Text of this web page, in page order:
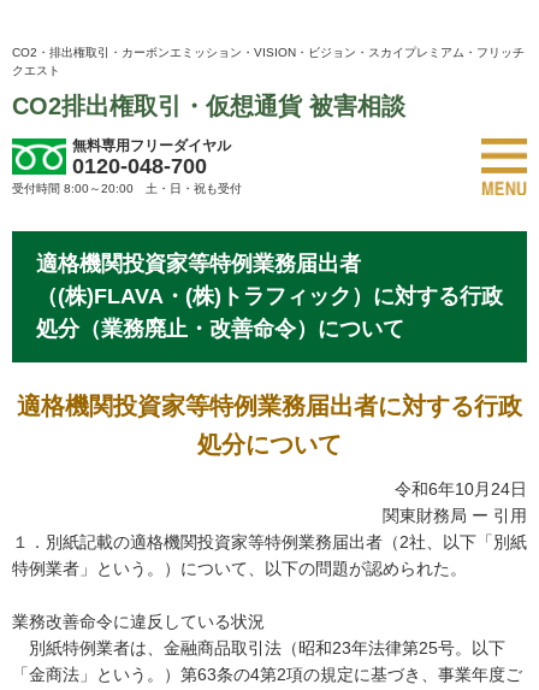
CO2・排出権取引・カーボンエミッション・VISION・ビジョン・スカイプレミアム・フリッチ
クエスト
CO2排出権取引・仮想通貨 被害相談
無料専用フリーダイヤル
0120-048-700
受付時間 8:00～20:00 土・日・祝も受付
適格機関投資家等特例業務届出者
（(株)FLAVA・(株)トラフィック）に対する行政
処分（業務廃止・改善命令）について
適格機関投資家等特例業務届出者に対する行政
処分について
令和6年10月24日
関東財務局 ー 引用
１．別紙記載の適格機関投資家等特例業務届出者（2社、以下「別紙
特例業者」という。）について、以下の問題が認められた。
業務改善命令に違反している状況
別紙特例業者は、金融商品取引法（昭和23年法律第25号。以下
「金商法」という。）第63条の4第2項の規定に基づき、事業年度ご